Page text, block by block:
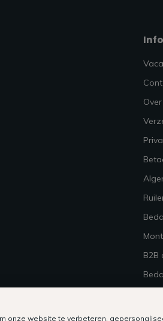
B2B
onze website te verbeteren,